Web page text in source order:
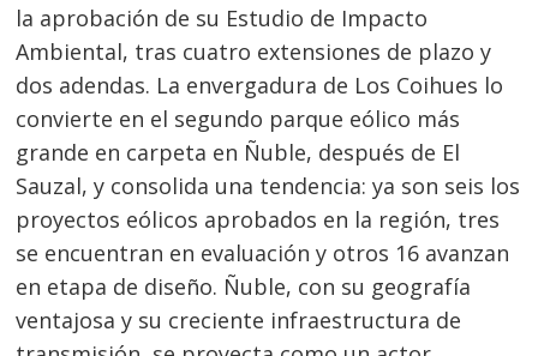
la aprobación de su Estudio de Impacto
Ambiental, tras cuatro extensiones de plazo y
dos adendas. La envergadura de Los Coihues lo
convierte en el segundo parque eólico más
grande en carpeta en Ñuble, después de El
Sauzal, y consolida una tendencia: ya son seis los
proyectos eólicos aprobados en la región, tres
se encuentran en evaluación y otros 16 avanzan
en etapa de diseño. Ñuble, con su geografía
ventajosa y su creciente infraestructura de